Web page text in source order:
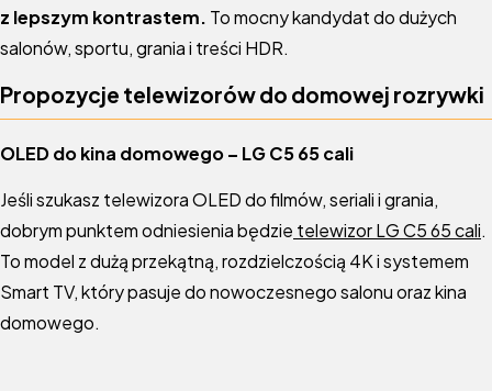
z lepszym kontrastem. To mocny kandydat do dużych
salonów, sportu, grania i treści HDR.
Propozycje telewizorów do domowej rozrywki
OLED do kina domowego – LG C5 65 cali
Jeśli szukasz telewizora OLED do filmów, seriali i grania,
dobrym punktem odniesienia będzie telewizor LG C5 65 cali.
To model z dużą przekątną, rozdzielczością 4K i systemem
Smart TV, który pasuje do nowoczesnego salonu oraz kina
domowego.